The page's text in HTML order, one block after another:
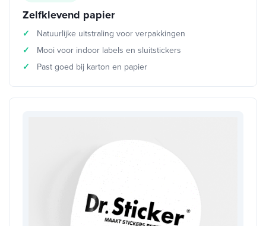
Zelfklevend papier
Natuurlijke uitstraling voor verpakkingen
Mooi voor indoor labels en sluitstickers
Past goed bij karton en papier